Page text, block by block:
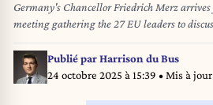
Germany's Chancellor Friedrich Merz
meeting gathering the 27 EU leaders to
defence, recent developments in the Middle
Publié parHarrison du Bus
24 octobre 2025 à 15:39 • Mis à